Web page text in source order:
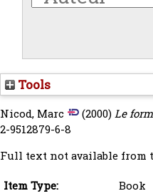
Tools
Nicod, Marc (2000)Le
2-9512879-6-8
Full text not available from
Item Type:
Book